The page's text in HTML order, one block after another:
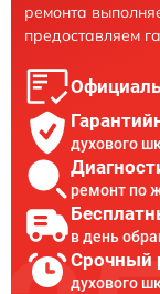
ремонта
предоставляем
духового
ремонт по
в день
Срочный
духового